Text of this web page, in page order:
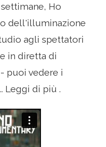
Ho
dell'illuminazione
agli spettatori
in diretta di
puoi vedere i
Leggi di più .